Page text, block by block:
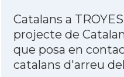
Catalans a
projecte de
que posa en
catalans d'arreu